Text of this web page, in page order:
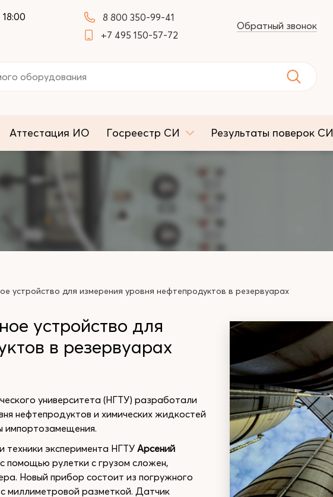
8 800 350-99-41
+7 495 150-57-72
Обратный звонок
Аттестация ИО Госреестр СИ Результаты поверок СИ
устройство для измерения уровня нефтепродуктов в резервуарах
устройство для
в резервуарах
университета (НГТУ) разработали
нефтепродуктов и химических жидкостей
импортозамещения.
техники эксперимента НГТУ Арсений
помощью рулетки с грузом сложен,
Новый прибор состоит из погружного
миллиметровой разметкой. Датчик